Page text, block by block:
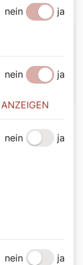
nein ja
nein ja
nein ja
nein ja